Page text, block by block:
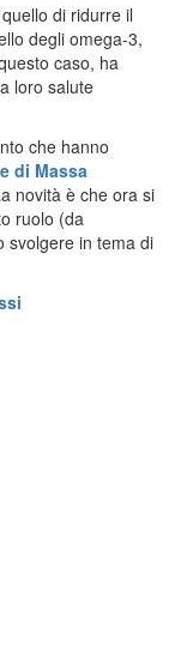
di ridurre il
degli omega-3,
caso, ha
loro salute
che hanno
di Massa
novità è che ora si
ruolo (da
svolgere in tema di